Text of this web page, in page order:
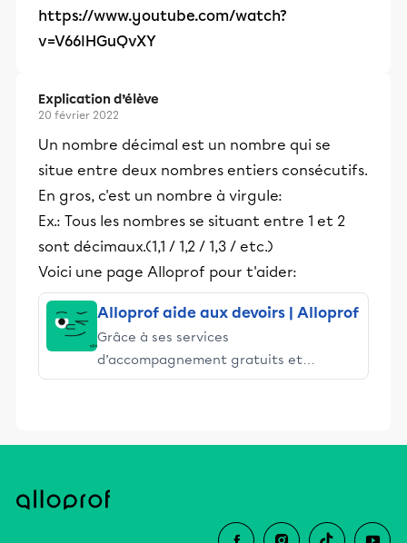
https://www.youtube.com/watch?
v=V66lHGuQvXY
Explication d’élève
20 février 2022
Un nombre décimal est un nombre qui se
situe entre deux nombres entiers consécutifs.
En gros, c'est un nombre à virgule:
Ex.: Tous les nombres se situant entre 1 et 2
sont décimaux.(1,1 / 1,2 / 1,3 / etc.)
Voici une page Alloprof pour t'aider:
Alloprof aide aux devoirs | Alloprof
Grâce à ses services
d’accompagnement gratuits et
stimulants, Alloprof engage les élèves